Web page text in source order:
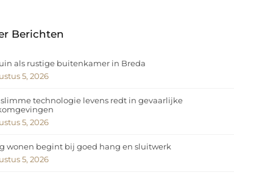
Berichten
als rustige buitenkamer in Breda
5, 2026
slimme technologie levens redt in gevaarlijke
5, 2026
wonen begint bij goed hang en sluitwerk
5, 2026